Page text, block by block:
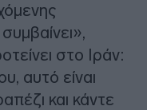
στο Ιράν:
αυτό είναι
και κάντε